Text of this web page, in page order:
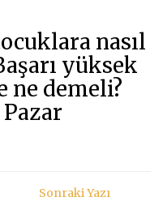
ne
nasıl
yüksek
ne demeli?
Sonraki Yazı